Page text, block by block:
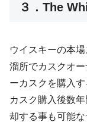
３．The
ウイスキーの本
溜所でカスクオ
ーカスクを購入
カスク購入後数
却する事も可能な